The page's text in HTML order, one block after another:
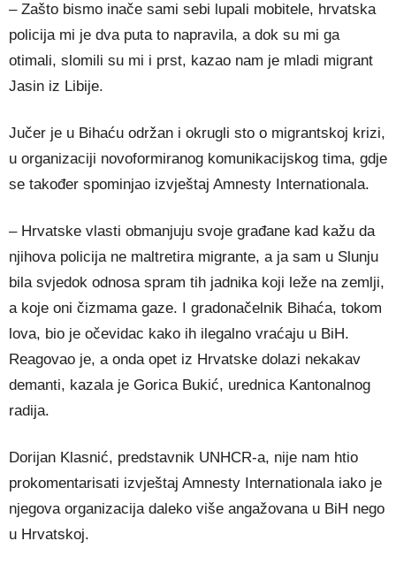
– Zašto bismo inače sami sebi lupali mobitele, hrvatska
policija mi je dva puta to napravila, a dok su mi ga
otimali, slomili su mi i prst, kazao nam je mladi migrant
Jasin iz Libije.
Jučer je u Bihaću održan i okrugli sto o migrantskoj krizi,
u organizaciji novoformiranog komunikacijskog tima, gdje
se također spominjao izvještaj Amnesty Internationala.
– Hrvatske vlasti obmanjuju svoje građane kad kažu da
njihova policija ne maltretira migrante, a ja sam u Slunju
bila svjedok odnosa spram tih jadnika koji leže na zemlji,
a koje oni čizmama gaze. I gradonačelnik Bihaća, tokom
lova, bio je očevidac kako ih ilegalno vraćaju u BiH.
Reagovao je, a onda opet iz Hrvatske dolazi nekakav
demanti, kazala je Gorica Bukić, urednica Kantonalnog
radija.
Dorijan Klasnić, predstavnik UNHCR-a, nije nam htio
prokomentarisati izvještaj Amnesty Internationala iako je
njegova organizacija daleko više angažovana u BiH nego
u Hrvatskoj.